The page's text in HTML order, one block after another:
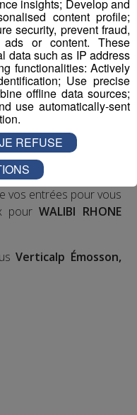
destination !
a vous de faire le
repartir avec vos
dans la région !
la journée pour
jour à 8h45 et 17h45.
24 09
vos entrées pour vous
pourWALIBI RHONE
Verticalp Émosson,
insights; Develop and
content profile;
security, prevent fraud,
or content. These
data such as IP address
functionalities: Actively
Use precise
offline data sources;
use automatically-sent
JE REFUSE